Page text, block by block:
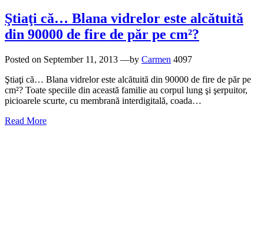
Ştiaţi că… Blana vidrelor este alcătuită
din 90000 de fire de păr pe cm²?
Posted on September 11, 2013 —by Carmen 4097
Ştiaţi că… Blana vidrelor este alcătuită din 90000 de fire de păr pe
cm²? Toate speciile din această familie au corpul lung şi şerpuitor,
picioarele scurte, cu membrană interdigitală, coada…
Read More